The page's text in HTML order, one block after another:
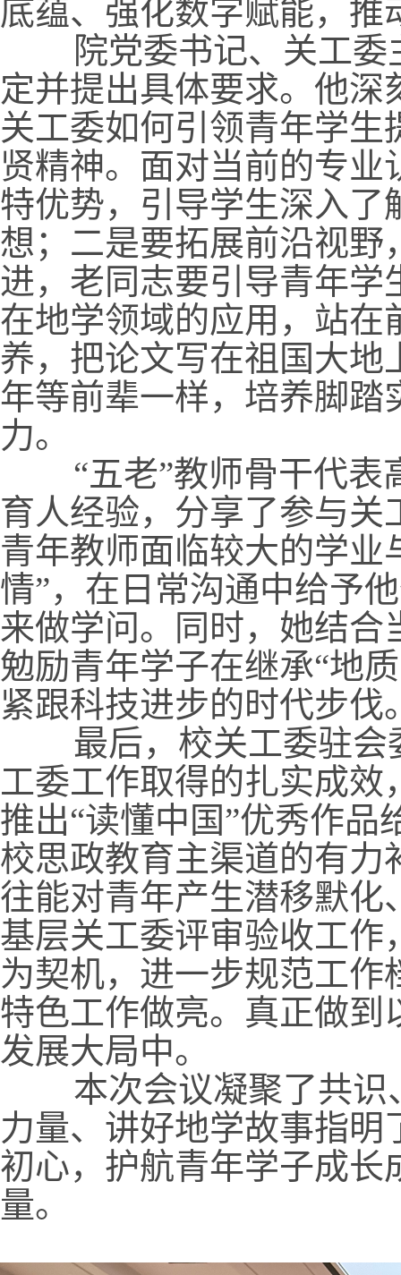
底蕴、强化数字赋能，推
院党委书记、关工委主
定并提出具体要求。他深
关工委如何引领青年学
贤精神。面对当前的专业
特优势，引导学生深入了
想；二是要拓展前沿视野
进，老同志要引导青年
在地学领域的应用，站在
养，把论文写在祖国大地
年等前辈一样，培养脚
力。
“五老”教师骨干代表
育人经验，分享了参与
青年教师面临较大的学业
情”，在日常沟通中给予
来做学问。同时，她结
勉励青年学子在继承“地
紧跟科技进步的时代步伐
最后，校关工委驻会
工委工作取得的扎实成效
推出“读懂中国”优秀作
校思政教育主渠道的有力
往能对青年产生潜移默化
基层关工委评审验收工作
为契机，进一步规范工
特色工作做亮。真正做到
发展大局中。
本次会议凝聚了共识
力量、讲好地学故事指
初心，护航青年学子成长
量。